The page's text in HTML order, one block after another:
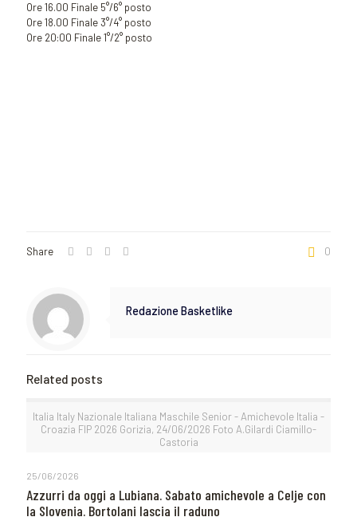
Ore 16.00 Finale 5°/6° posto
Ore 18.00 Finale 3°/4° posto
Ore 20:00 Finale 1°/2° posto
Share 0
Redazione Basketlike
Related posts
Italia Italy Nazionale Italiana Maschile Senior - Amichevole Italia -
Croazia FIP 2026 Gorizia, 24/06/2026 Foto A.Gilardi Ciamillo-
Castoria
25/06/2026
Azzurri da oggi a Lubiana. Sabato amichevole a Celje con
la Slovenia. Bortolani lascia il raduno